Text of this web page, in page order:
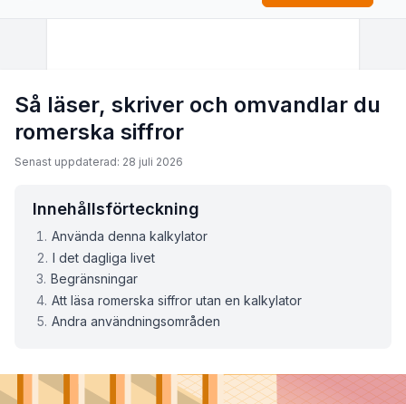
Så läser, skriver och omvandlar du
romerska siffror
Senast uppdaterad: 28 juli 2026
Innehållsförteckning
Använda denna kalkylator
I det dagliga livet
Begränsningar
Att läsa romerska siffror utan en kalkylator
Andra användningsområden